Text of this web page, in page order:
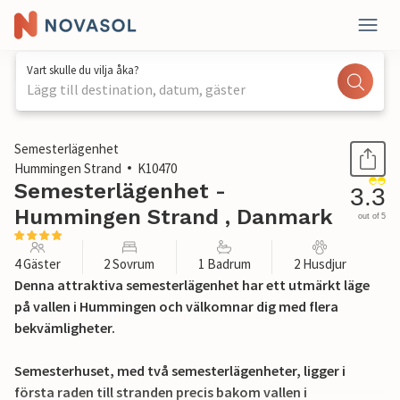
Vart skulle du vilja åka?
Lägg till destination, datum, gäster
1 / 17
Semesterlägenhet
Hummingen Strand
K10470
Semesterlägenhet -
Hummingen Strand , Danmark
3.3
out of 5
4 Gäster 2 Sovrum 1 Badrum 2 Husdjur
Denna attraktiva semesterlägenhet har ett utmärkt läge
på vallen i Hummingen och välkomnar dig med flera
bekvämligheter.
Semesterhuset, med två semesterlägenheter, ligger i
första raden till stranden precis bakom vallen i